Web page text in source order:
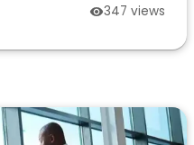
347 views